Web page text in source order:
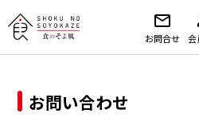
お問合せ 会
お問い合わせ